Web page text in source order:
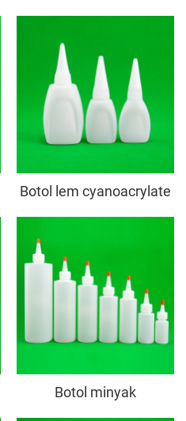
Botol lem cyanoacrylate
Botol minyak